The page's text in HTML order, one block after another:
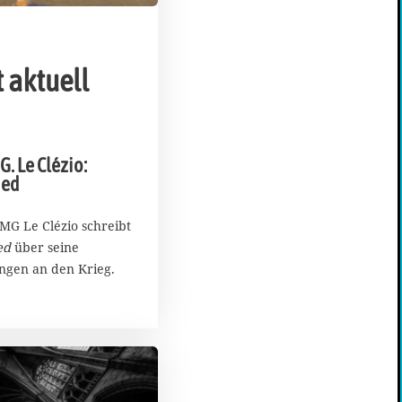
aktuell
Le Clézio:
Le Clézio schreibt
über seine
an den Krieg.